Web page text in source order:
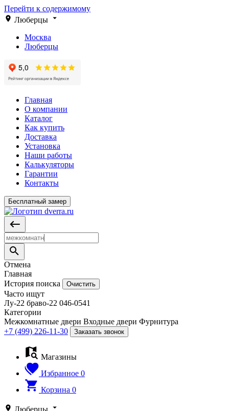
Перейти к содержимому
Люберцы
Москва
Люберцы
Главная
О компании
Каталог
Как купить
Доставка
Установка
Наши работы
Калькуляторы
Гарантии
Контакты
Бесплатный замер
Отмена
Главная
История поиска
Очистить
Часто ищут
Лу-22 браво-22 046-0541
Категории
Межкомнатные двери Входные двери Фурнитура
+7 (499) 226-11-30
Заказать звонок
Магазины
Избранное 0
Корзина 0
Люберцы